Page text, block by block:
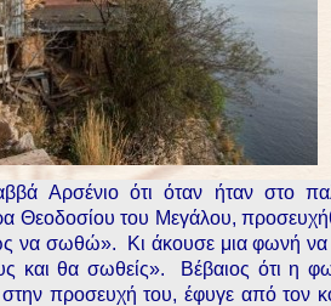
Αρσένιο ότι όταν ήταν στο
Θεοδοσίου του Μεγάλου,
να σωθώ». Κι άκουσε μια φωνή να
και θα σωθείς». Βέβαιος ότι η
προσευχή του, έφυγε από τον